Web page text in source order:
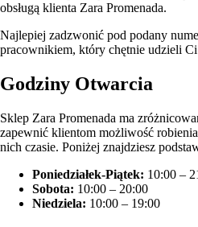
obsługą klienta Zara Promenada.
Najlepiej zadzwonić pod podany
pracownikiem, który chętnie udzieli
Godziny Otwarcia
Sklep Zara Promenada ma
zapewnić klientom możliwość
nich czasie. Poniżej znajdziesz
Poniedziałek-Piątek: 10:00 –
Sobota: 10:00 – 20:00
Niedziela: 10:00 – 19:00